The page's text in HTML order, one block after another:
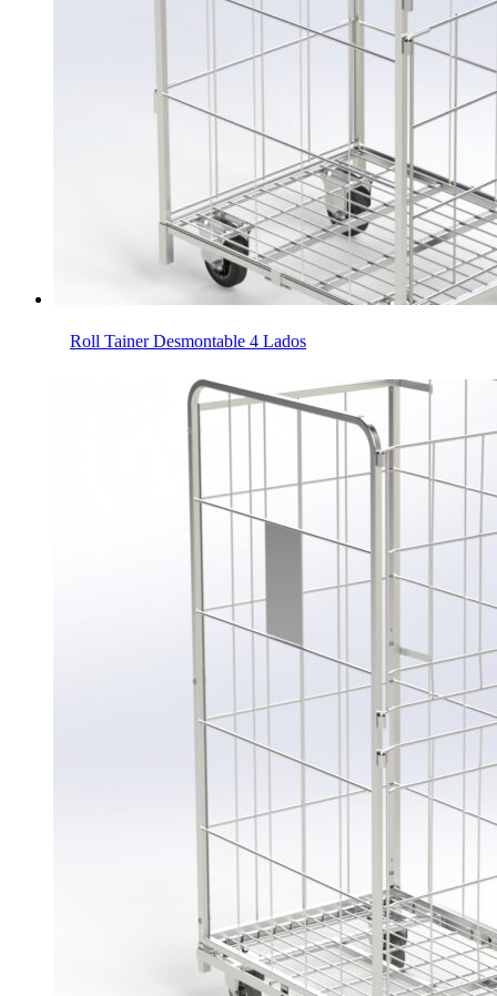
Roll Tainer Desmontable 4 Lados